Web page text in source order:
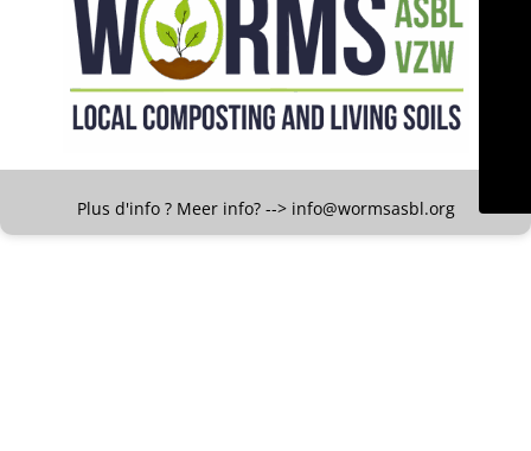
Plus d'info ? Meer info? --> info@wormsasbl.org